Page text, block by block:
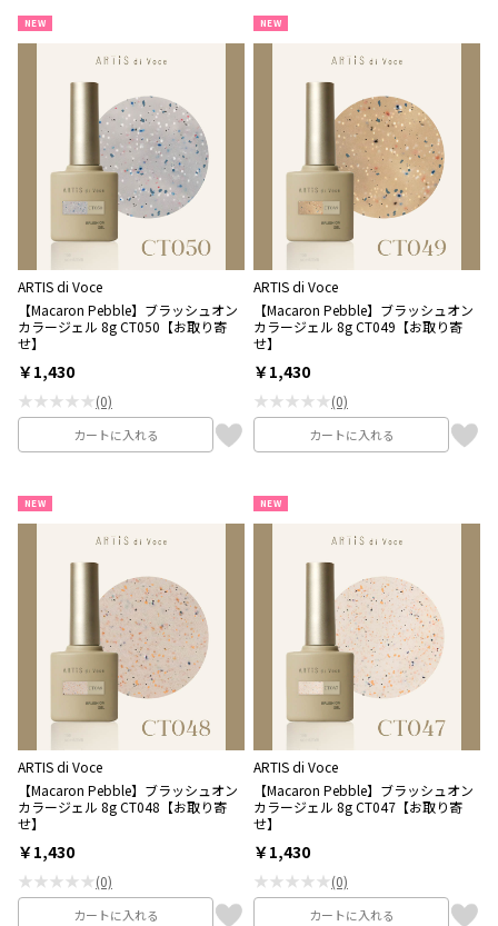
NEW
ARTIS di Voce
【Macaron Pebble】ブラッシュオン
カラージェル 8g CT050【お取り寄
せ】
￥1,430
★★★★★(0)
カートに入れる
NEW
ARTIS di Voce
【Macaron Pebble】ブラッシュオン
カラージェル 8g CT049【お取り寄
せ】
￥1,430
★★★★★(0)
カートに入れる
NEW
ARTIS di Voce
【Macaron Pebble】ブラッシュオン
カラージェル 8g CT048【お取り寄
せ】
￥1,430
★★★★★(0)
カートに入れる
NEW
ARTIS di Voce
【Macaron Pebble】ブラッシュオン
カラージェル 8g CT047【お取り寄
せ】
￥1,430
★★★★★(0)
カートに入れる